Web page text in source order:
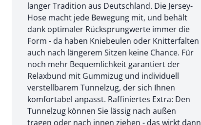
langer Tradition aus Deutschland. Die Jersey-
Hose macht jede Bewegung mit, und behält
dank optimaler Rücksprungwerte immer die
Form - da haben Kniebeulen oder Knitterfalten
auch nach längerem Sitzen keine Chance. Für
noch mehr Bequemlichkeit garantiert der
Relaxbund mit Gummizug und individuell
verstellbarem Tunnelzug, der sich Ihnen
komfortabel anpasst. Raffiniertes Extra: Den
Tunnelzug können Sie lässig nach außen
tragen oder nach innen ziehen - das wirkt dann